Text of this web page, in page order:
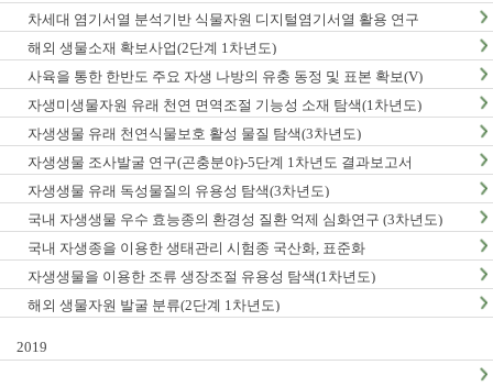
차세대 염기서열 분석기반 식물자원 디지털염기서열 활용 연구
해외 생물소재 확보사업(2단계 1차년도)
사육을 통한 한반도 주요 자생 나방의 유충 동정 및 표본 확보(V)
자생미생물자원 유래 천연 면역조절 기능성 소재 탐색(1차년도)
자생생물 유래 천연식물보호 활성 물질 탐색(3차년도)
자생생물 조사발굴 연구(곤충분야)-5단계 1차년도 결과보고서
자생생물 유래 독성물질의 유용성 탐색(3차년도)
국내 자생생물 우수 효능종의 환경성 질환 억제 심화연구 (3차년도)
국내 자생종을 이용한 생태관리 시험종 국산화, 표준화
자생생물을 이용한 조류 생장조절 유용성 탐색(1차년도)
해외 생물자원 발굴 분류(2단계 1차년도)
2019